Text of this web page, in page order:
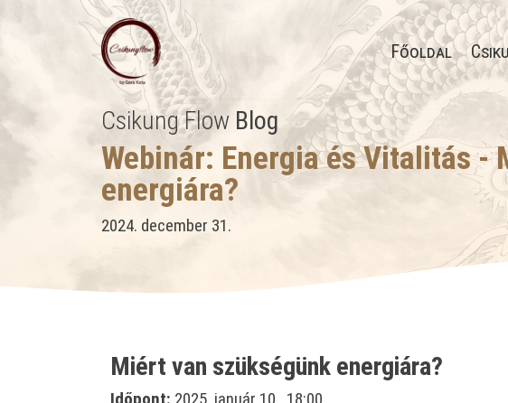
Főoldal
Csikung Flow Blog
Webinár: Energia és Vitalitás -
energiára?
2024. december 31.
Miért van szükségünk energiára?